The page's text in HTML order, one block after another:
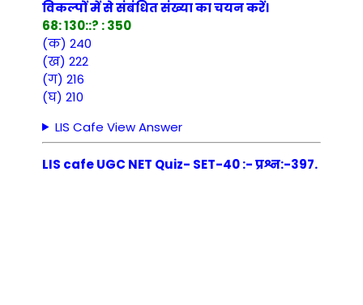
विकल्पों में से संबंधित संख्या का चयन करें।
68: 130::? : 350
(क) 240
(ख) 222
(ग) 216
(घ) 210
LIS Cafe View Answer
LIS cafe UGC NET Quiz- SET-40 :- प्रश्न:-397.